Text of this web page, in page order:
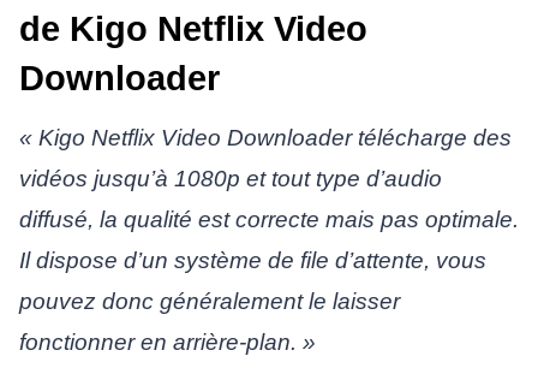
de Kigo Netflix Video
Downloader
« Kigo Netflix Video Downloader télécharge des
vidéos jusqu’à 1080p et tout type d’audio
diffusé, la qualité est correcte mais pas optimale.
Il dispose d’un système de file d’attente, vous
pouvez donc généralement le laisser
fonctionner en arrière-plan. »